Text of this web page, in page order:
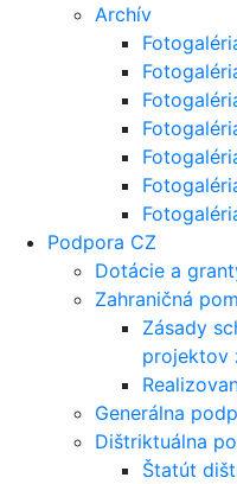
Archív
Podpora CZ
Dotácie a
Zahraničná
Zásady
projektov
Generálna
Dištriktuálna
Štatút